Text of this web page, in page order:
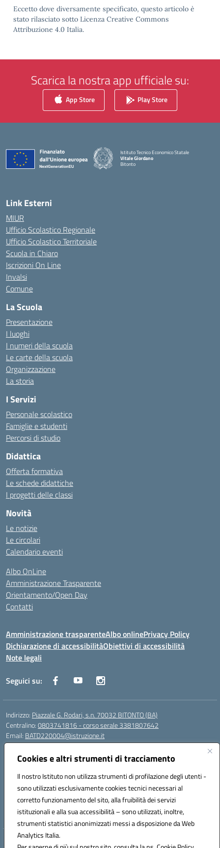
Cookies e altri strumenti di tracciamento
Il nostro Istituto non utilizza strumenti di profilazione degli utenti -
sono utilizzati esclusivamente cookies tecnici necessari al
corretto funzionamento del sito, alla fruibilità dei servizi
istituzionali e alla sua accessibilità – sono utilizzati, inoltre,
strumenti statistici anonimizzati messi a disposizione da Web
Analytics Italia.
Eccetto dove diversamente specificato, questo articolo è
stato rilasciato sotto Licenza Creative Commons
Attribuzione 4.0 Italia.
Scarica la nostra app ufficiale su:
App Store Play Store
Istituto Tecnico Economico Statale
Vitale Giordano
Bitonto
Link Esterni
MIUR
Ufficio Scolastico Regionale
Ufficio Scolastico Territoriale
Scuola in Chiaro
Iscrizioni On Line
Invalsi
Comune
La Scuola
Presentazione
I luoghi
I numeri della scuola
Le carte della scuola
Organizzazione
La storia
I Servizi
Personale scolastico
Famiglie e studenti
Percorsi di studio
Didattica
Offerta formativa
Le schede didattiche
I progetti delle classi
Novità
Le notizie
Le circolari
Calendario eventi
Albo OnLine
Amministrazione Trasparente
Orientamento/Open Day
Contatti
Amministrazione trasparenteAlbo onlinePrivacy Policy
Dichiarazione di accessibilitàObiettivi di accessibilità
Note legali
Seguici su:
Indirizzo: Piazzale G. Rodari, s.n. 70032 BITONTO (BA)
Centralino:0803741816 - corso serale 3381807642
Email: BATD220004@istruzione.it
Posta elettronica certificata (PEC):batd220004@pec.istruzione.it
Codice fiscale: 93062840728
Codice meccanografico:BATD220004
Codice Indice delle Pubbliche Amministrazioni (IPA): itcvg
Codice unico di fatturazione (CUF): UFIJVU
la scuola è raggiungibile anche al numero: ☎️ 3520316918
Hosting & Powered by 3D Solution S.r.l.